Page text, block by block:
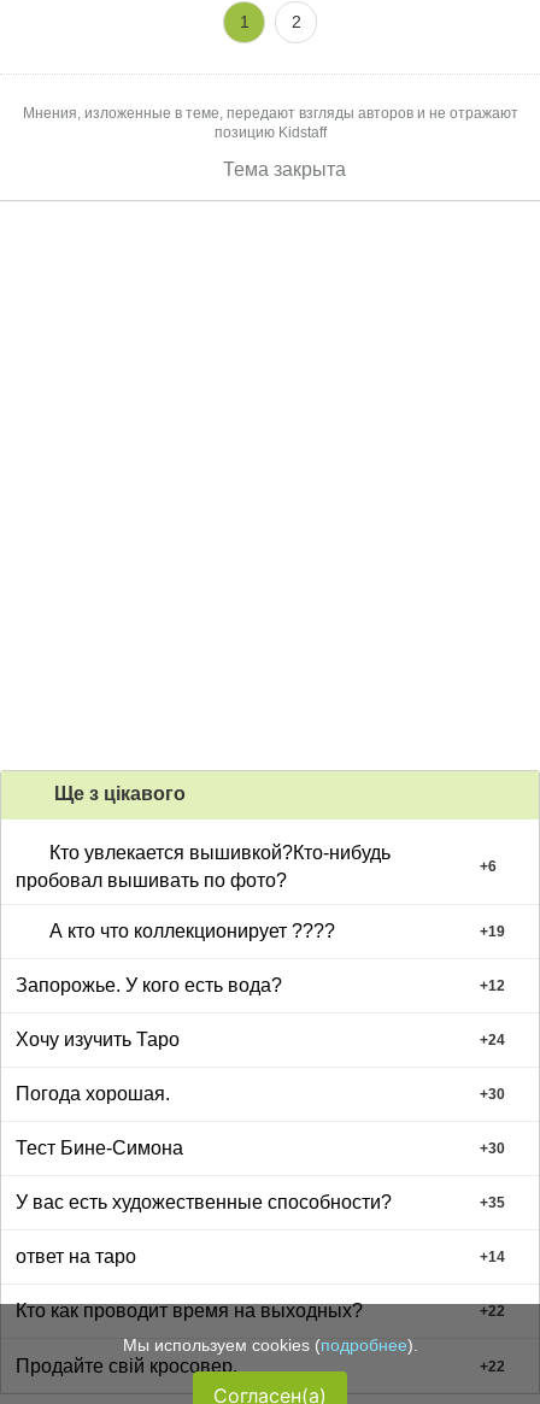
1 2
Мнения, изложенные в теме, передают взгляды авторов и не отражают
позицию Kidstaff
Тема закрыта
Ще з цiкавого
Кто увлекается вышивкой?Кто-нибудь
пробовал вышивать по фото?
+6
А кто что коллекционирует ???? +19
Запорожье. У кого есть вода? +12
Хочу изучить Таро +24
Погода хорошая. +30
Тест Бине-Симона +30
У вас есть художественные способности? +35
ответ на таро +14
Кто как проводит время на выходных? +22
Продайте свій кросовер. +22
Мы используем cookies (подробнее).
Согласен(а)